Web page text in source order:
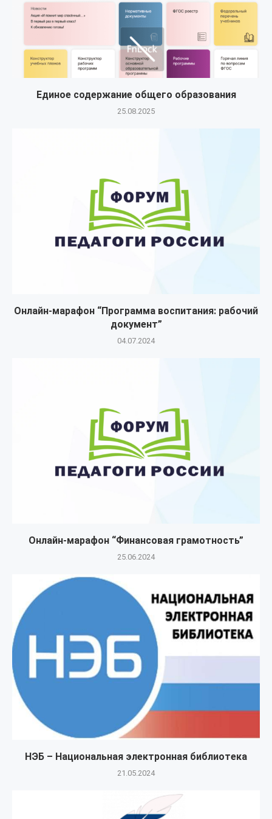
Единое содержание общего образования
25.08.2025
Онлайн-марафон “Программа воспитания: рабочий
документ”
04.07.2024
Онлайн-марафон “Финансовая грамотность”
25.06.2024
НЭБ – Национальная электронная библиотека
21.05.2024